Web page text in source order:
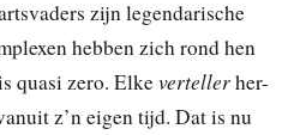
zijn legendarische
hebben zich rond hen
quasi zero. Elkevertellerher-
z’n eigen tijd. Dat is nu